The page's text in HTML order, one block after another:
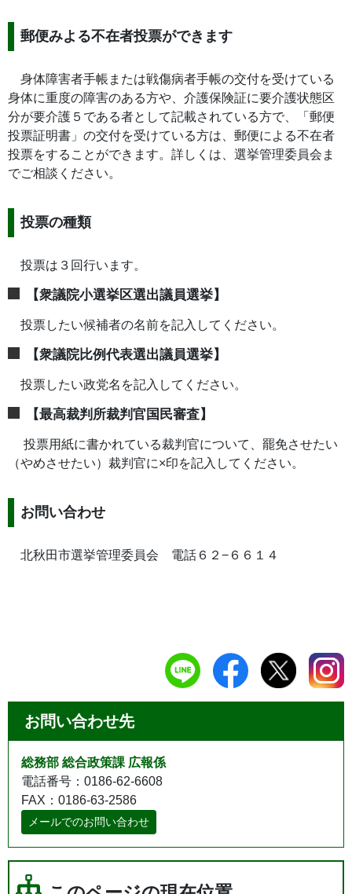
郵便みよる不在者投票ができます
身体障害者手帳または戦傷病者手帳の交付を受けている
身体に重度の障害のある方や、介護保険証に要介護状態区
分が要介護５である者として記載されている方で、「郵便
投票証明書」の交付を受けている方は、郵便による不在者
投票をすることができます。詳しくは、選挙管理委員会ま
でご相談ください。
投票の種類
投票は３回行います。
【衆議院小選挙区選出議員選挙】
投票したい候補者の名前を記入してください。
【衆議院比例代表選出議員選挙】
投票したい政党名を記入してください。
【最高裁判所裁判官国民審査】
投票用紙に書かれている裁判官について、罷免させたい
（やめさせたい）裁判官に×印を記入してください。
お問い合わせ
北秋田市選挙管理委員会 電話６２−６６１４
お問い合わせ先
総務部 総合政策課 広報係
電話番号：0186-62-6608
FAX：0186-63-2586
メールでのお問い合わせ